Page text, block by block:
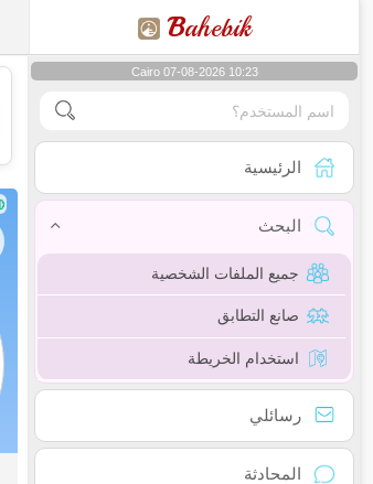
Bahebik
Cairo 07-08-2026 10:23
الرئيسية
البحث
جميع الملفات الشخصية
صانع التطابق
استخدام الخريطة
رسائلي
المحادثة